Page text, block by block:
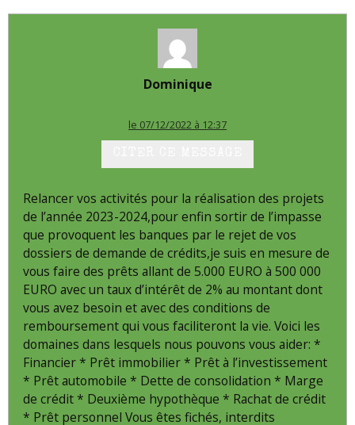
Dominique
le 07/12/2022 à 12:37
Relancer vos activités pour la réalisation des projets
de l’année 2023-2024,pour enfin sortir de l’impasse
que provoquent les banques par le rejet de vos
dossiers de demande de crédits,je suis en mesure de
vous faire des prêts allant de 5.000 EURO à 500 000
EURO avec un taux d’intérêt de 2% au montant dont
vous avez besoin et avec des conditions de
remboursement qui vous faciliteront la vie. Voici les
domaines dans lesquels nous pouvons vous aider: *
Financier * Prêt immobilier * Prêt à l’investissement
* Prêt automobile * Dette de consolidation * Marge
de crédit * Deuxième hypothèque * Rachat de crédit
* Prêt personnel Vous êtes fichés, interdits